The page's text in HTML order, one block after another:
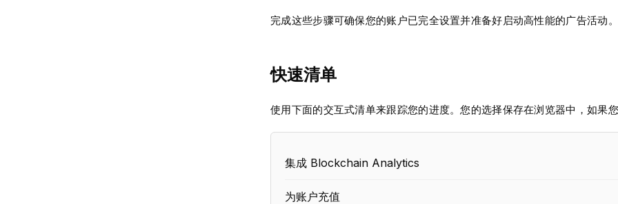
完成这些步骤可确保您的账户已完全设置并准备好启动高性能的广告活动。
快速清单
使用下面的交互式清单来跟踪您的进度。您的选择保存在浏览器中，如果
集成 Blockchain Analytics
为账户充值